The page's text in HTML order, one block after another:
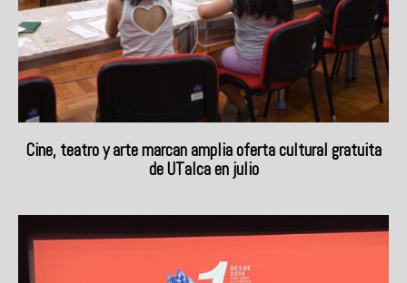
Cine, teatro y arte marcan amplia oferta cultural gratuita
de UTalca en julio